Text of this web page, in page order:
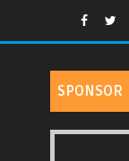
SPONSOR